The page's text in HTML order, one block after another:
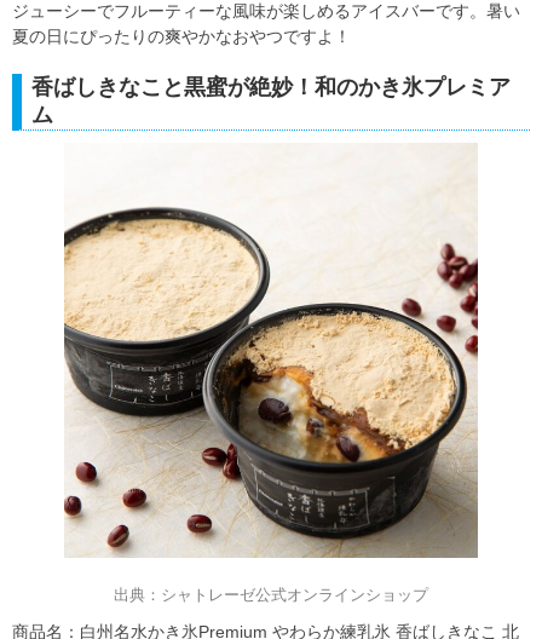
ジューシーでフルーティーな風味が楽しめるアイスバーです。暑い
夏の日にぴったりの爽やかなおやつですよ！
香ばしきなこと黒蜜が絶妙！和のかき氷プレミア
ム
出典：シャトレーゼ公式オンラインショップ
商品名：白州名水かき氷Premium やわらか練乳氷 香ばしきなこ 北